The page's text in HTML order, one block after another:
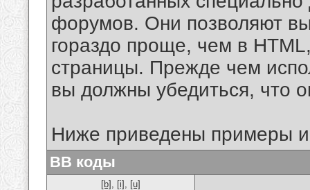
форумов. Они позволяют
гораздо проще, чем в
страницы. Прежде чем
вы должны убедиться, что
Ниже приведены примеры
BB коды
[b] , [i] , [u]